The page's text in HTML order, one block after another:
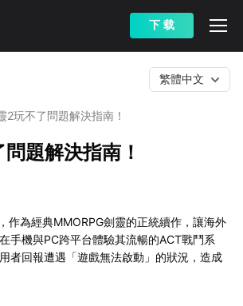
下 载
2玩不了問題解決指南！
繁體中文
題解決指南！
作為經典MMORPG劍靈的正統續作，讓海外
手機與PC跨平台體驗其流暢的ACT戰鬥系
者回報遭遇「遊戲無法啟動」的狀況，造成